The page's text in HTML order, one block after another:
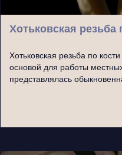
Хотьковская резьба
Хотьковская резьба по
основой для работы
представлялась